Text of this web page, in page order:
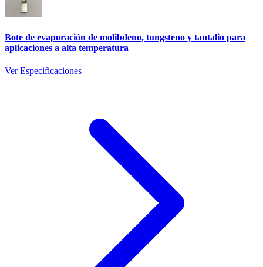
Bote de evaporación de molibdeno, tungsteno y tantalio para
aplicaciones a alta temperatura
Ver Especificaciones